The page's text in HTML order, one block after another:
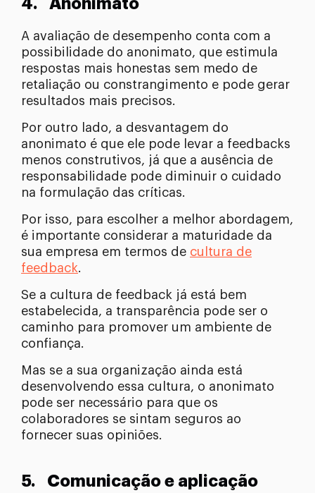
4. Anonimato
A avaliação de desempenho conta com a
possibilidade do anonimato, que estimula
respostas mais honestas sem medo de
retaliação ou constrangimento e pode gerar
resultados mais precisos.
Por outro lado, a desvantagem do
anonimato é que ele pode levar a feedbacks
menos construtivos, já que a ausência de
responsabilidade pode diminuir o cuidado
na formulação das críticas.
Por isso, para escolher a melhor abordagem,
é importante considerar a maturidade da
sua empresa em termos de cultura de
feedback.
Se a cultura de feedback já está bem
estabelecida, a transparência pode ser o
caminho para promover um ambiente de
confiança.
Mas se a sua organização ainda está
desenvolvendo essa cultura, o anonimato
pode ser necessário para que os
colaboradores se sintam seguros ao
fornecer suas opiniões.
5. Comunicação e aplicação